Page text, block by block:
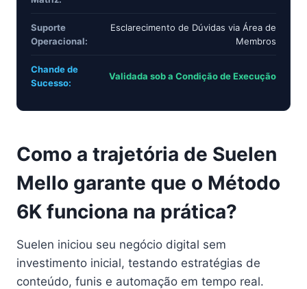
Suporte
Operacional:
Esclarecimento de Dúvidas via Área de
Membros
Chande de
Sucesso:
Validada sob a Condição de Execução
Como a trajetória de Suelen
Mello garante que o Método
6K funciona na prática?
Suelen iniciou seu negócio digital sem
investimento inicial, testando estratégias de
conteúdo, funis e automação em tempo real.